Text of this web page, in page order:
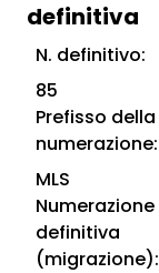
definitiva
N. definitivo:
85
Prefisso della
numerazione:
MLS
Numerazione
definitiva
(migrazione):